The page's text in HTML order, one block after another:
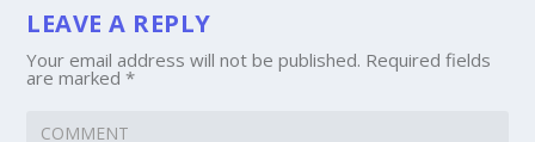
LEAVE A REPLY
Your email address will not be published. Required fields
are marked*